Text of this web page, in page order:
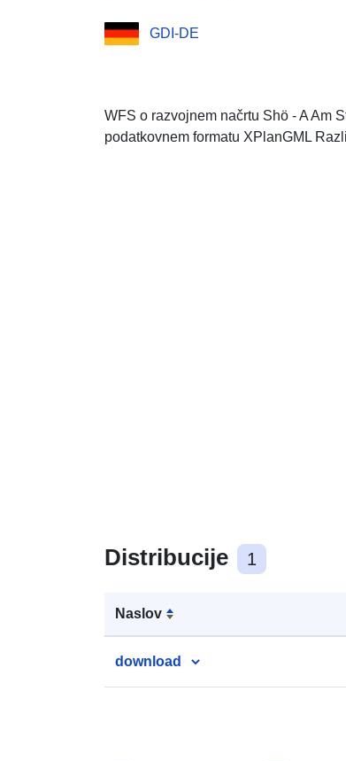
GDI-DE
WFS o razvojnem načrtu Shö - A Am
podatkovnem formatu XPlanGML
Distribucije 1
Naslov
download